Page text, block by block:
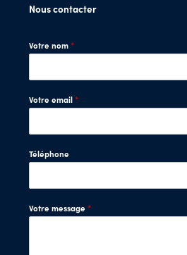
Nous contacter
Votre nom *
Votre email *
Téléphone
Votre message *